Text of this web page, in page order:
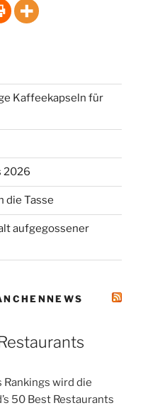
Kaffeekapseln für
2026
die Tasse
aufgegossener
wird die
50 Best Restaurants